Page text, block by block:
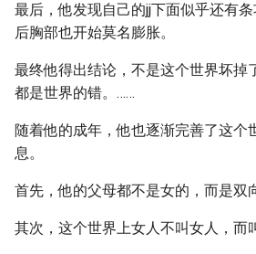
最后，他发现自己的jj下面似乎还有
后胸部也开始莫名膨胀。
最终他得出结论，不是这个世界坏掉
都是世界的错。……
随着他的成年，他也逐渐完善了这个
息。
首先，他的父母都不是女的，而是双
其次，这个世界上女人不叫女人，而